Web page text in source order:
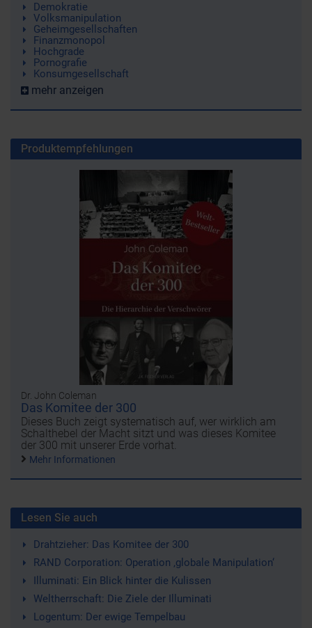
Demokratie
Volksmanipulation
Geheimgesellschaften
Finanzmonopol
Hochgrade
Pornografie
Konsumgesellschaft
mehr anzeigen
Produktempfehlungen
Dr. John Coleman
Das Komitee der 300
Dieses Buch zeigt systematisch auf, wer wirklich am
Schalthebel der Macht sitzt und was dieses Komitee
der 300 mit unserer Erde vorhat.
Mehr Informationen
Lesen Sie auch
Drahtzieher: Das Komitee der 300
RAND Corporation: Operation ‚globale Manipulation‘
Illuminati: Ein Blick hinter die Kulissen
Weltherrschaft: Die Ziele der Illuminati
Logentum: Der ewige Tempelbau